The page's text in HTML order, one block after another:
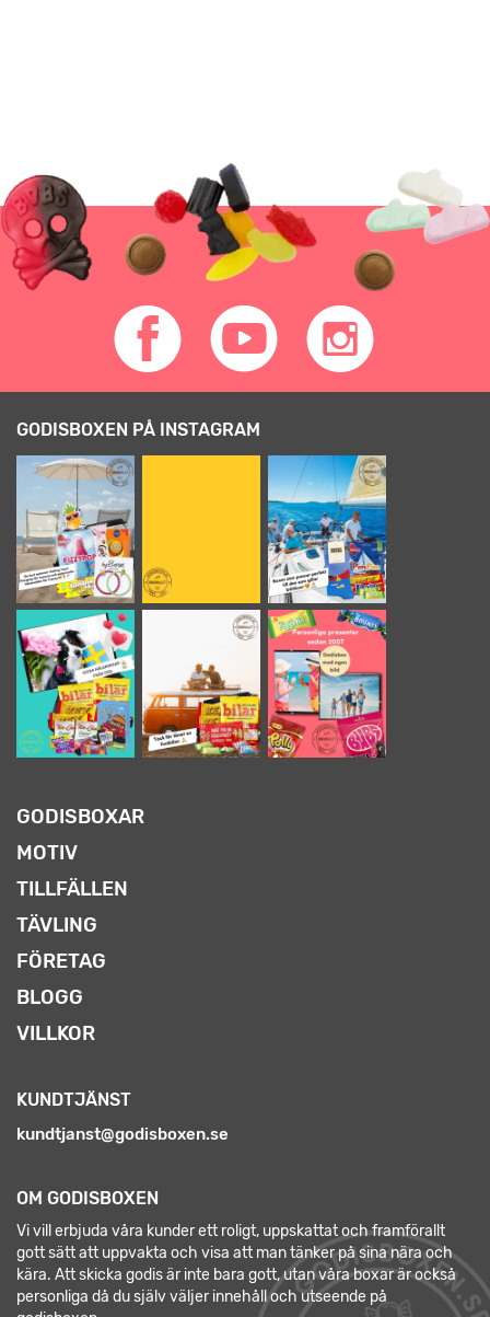
GODISBOXEN PÅ INSTAGRAM
GODISBOXAR
MOTIV
TILLFÄLLEN
TÄVLING
FÖRETAG
BLOGG
VILLKOR
KUNDTJÄNST
kundtjanst@godisboxen.se
OM GODISBOXEN
Vi vill erbjuda våra kunder ett roligt, uppskattat och framförallt
gott sätt att uppvakta och visa att man tänker på sina nära och
kära. Att skicka godis är inte bara gott, utan våra boxar är också
personliga då du själv väljer innehåll och utseende på